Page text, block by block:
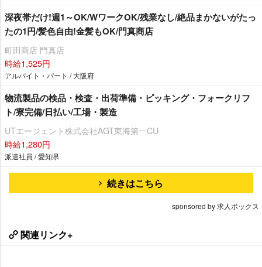
深夜帯だけ!週1～OK/WワークOK/残業なし/絶品まかないがたっ
たの1円/髪色自由!金髪もOK/門真商店
町田商店 門真店
時給1,525円
アルバイト・パート / 大阪府
物流製品の検品・検査・出荷準備・ピッキング・フォークリフ
ト/寮完備/日払い/工場・製造
UTエージェント株式会社AGT東海第一CU
時給1,280円
派遣社員 / 愛知県
続きはこちら
sponsored by 求人ボックス
関連リンク+